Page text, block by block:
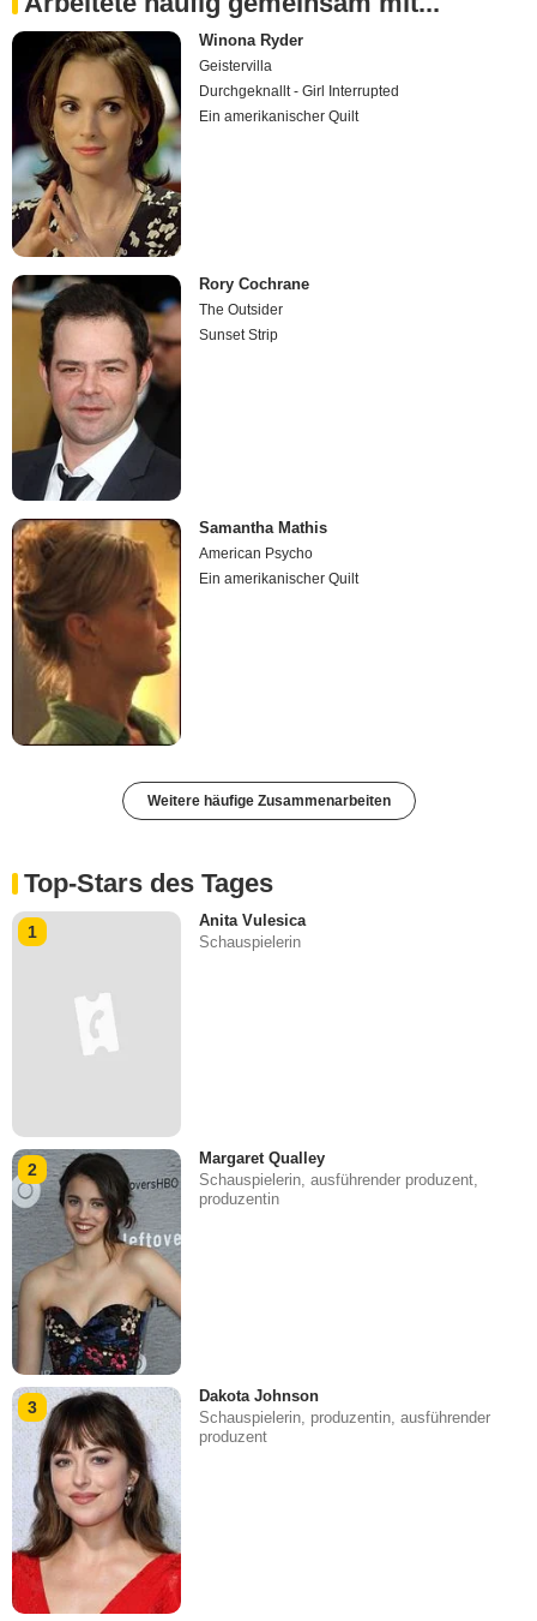
Winona Ryder
Geistervilla
Durchgeknallt - Girl Interrupted
Ein amerikanischer Quilt
Rory Cochrane
The Outsider
Sunset Strip
Samantha Mathis
American Psycho
Ein amerikanischer Quilt
Weitere häufige Zusammenarbeiten
Top-Stars des Tages
1
Anita Vulesica
Schauspielerin
2
Margaret Qualley
Schauspielerin, ausführender produzent,
produzentin
3
Dakota Johnson
Schauspielerin, produzentin, ausführender
produzent